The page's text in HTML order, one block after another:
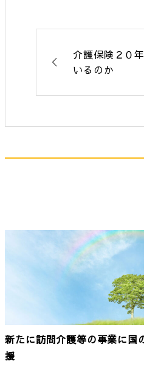
介護保険２０
いるのか
新たに訪問介護等の事業に国
援